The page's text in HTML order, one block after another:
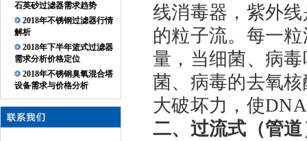
石英砂过滤器需求趋势
2018年不锈钢过滤器行情
解析
2018年下半年篮式过滤器
需求分析价格定位
2018年不锈钢臭氧混合塔
设备需求与价格分析
线消毒器，紫外
的粒子流。每一
量，当细菌、病
菌、病毒的去氧
大破坏力，使DNA
二、过流式（管